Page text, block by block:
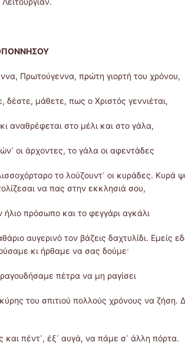
Πρωτούγεννα, πρώτη γιορτή του χρόνου,
δέστε, μάθετε, πως ο Χριστός γεννιέται,
κι αναθρέφεται στο μέλι και στο γάλα,
οι άρχοντες, το γάλα οι αφεντάδες
το λούζουντ᾿ οι κυράδες. Κυρά
να πας στην εκκλησιά σου,
ήλιο πρόσωπο και το φεγγάρι αγκάλι
αυγερινό τον βάζεις δαχτυλίδι.
κι ήρθαμε να σας δούμε·
πέτρα να μη ραγίσει
του σπιτιού πολλούς χρόνους να
και πέντ᾿, έξ᾿ αυγά, να πάμε σ᾿ άλλη πόρτα.